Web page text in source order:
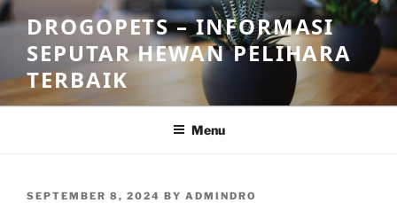
Skip
to
content
DROGOPETS – INFORMASI
SEPUTAR HEWAN PELIHARA
TERBAIK
Menu
POSTED
SEPTEMBER 8, 2024 BY ADMINDRO